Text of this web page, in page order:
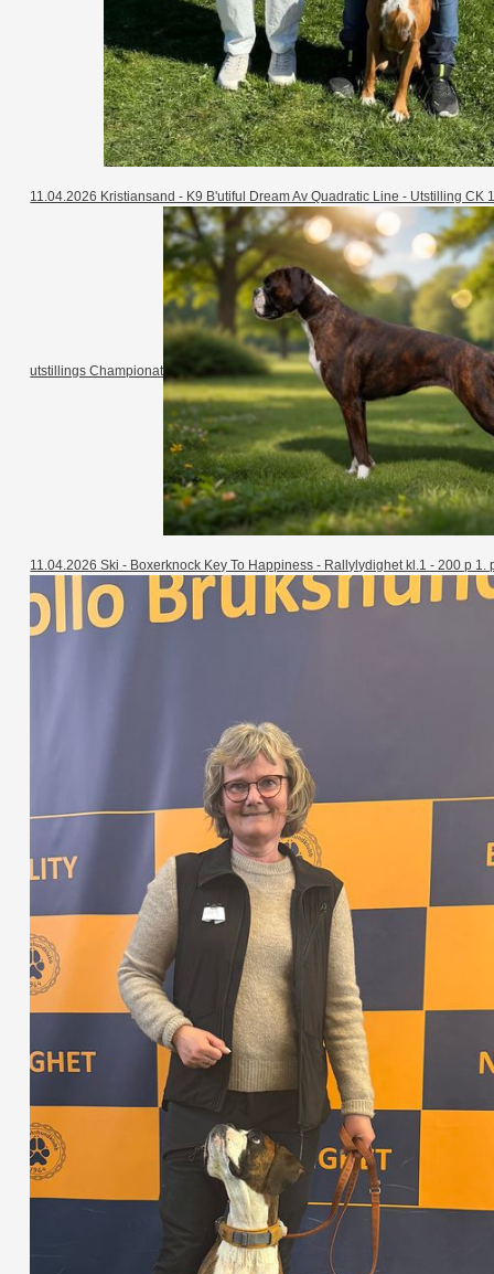
11.04.2026 Kristiansand - K9 B'utiful Dream Av Quadratic Line - Utstilling CK
utstillings Championat
11.04.2026 Ski - Boxerknock Key To Happiness - Rallylydighet kl.1 - 200 p 1.